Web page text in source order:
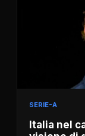
SERIE-A
Italia nel